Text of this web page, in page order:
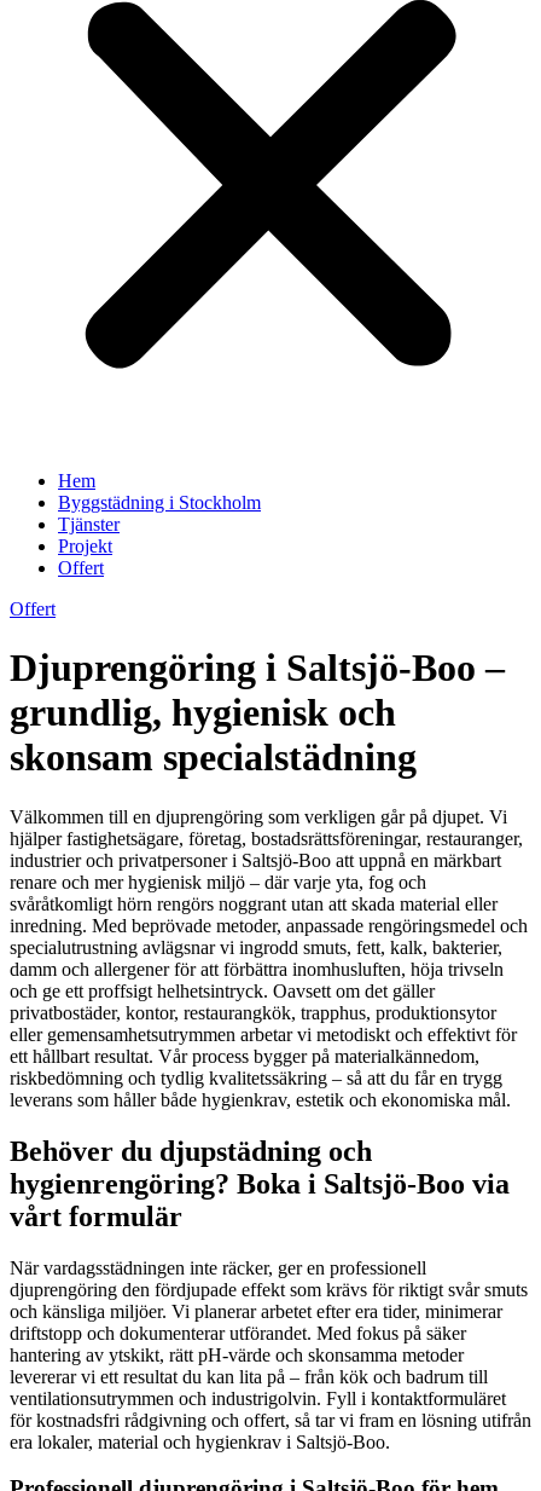
Hem
Byggstädning i Stockholm
Tjänster
Projekt
Offert
Offert
Djuprengöring i Saltsjö-Boo –
grundlig, hygienisk och
skonsam specialstädning
Välkommen till en djuprengöring som verkligen går på djupet. Vi
hjälper fastighetsägare, företag, bostadsrättsföreningar, restauranger,
industrier och privatpersoner i Saltsjö-Boo att uppnå en märkbart
renare och mer hygienisk miljö – där varje yta, fog och
svåråtkomligt hörn rengörs noggrant utan att skada material eller
inredning. Med beprövade metoder, anpassade rengöringsmedel och
specialutrustning avlägsnar vi ingrodd smuts, fett, kalk, bakterier,
damm och allergener för att förbättra inomhusluften, höja trivseln
och ge ett proffsigt helhetsintryck. Oavsett om det gäller
privatbostäder, kontor, restaurangkök, trapphus, produktionsytor
eller gemensamhetsutrymmen arbetar vi metodiskt och effektivt för
ett hållbart resultat. Vår process bygger på materialkännedom,
riskbedömning och tydlig kvalitetssäkring – så att du får en trygg
leverans som håller både hygienkrav, estetik och ekonomiska mål.
Behöver du djupstädning och
hygienrengöring? Boka i Saltsjö-Boo via
vårt formulär
När vardagsstädningen inte räcker, ger en professionell
djuprengöring den fördjupade effekt som krävs för riktigt svår smuts
och känsliga miljöer. Vi planerar arbetet efter era tider, minimerar
driftstopp och dokumenterar utförandet. Med fokus på säker
hantering av ytskikt, rätt pH-värde och skonsamma metoder
levererar vi ett resultat du kan lita på – från kök och badrum till
ventilationsutrymmen och industrigolvin. Fyll i kontaktformuläret
för kostnadsfri rådgivning och offert, så tar vi fram en lösning utifrån
era lokaler, material och hygienkrav i Saltsjö-Boo.